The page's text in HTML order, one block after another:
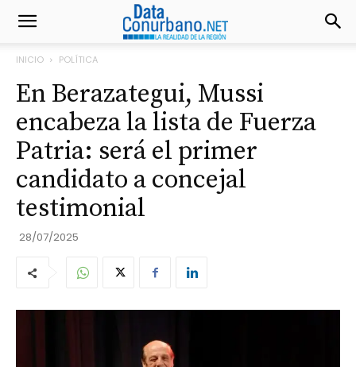
INICIO POLÍTICA
En Berazategui, Mussi
encabeza la lista de Fuerza
Patria: será el primer
candidato a concejal
testimonial
28/07/2025